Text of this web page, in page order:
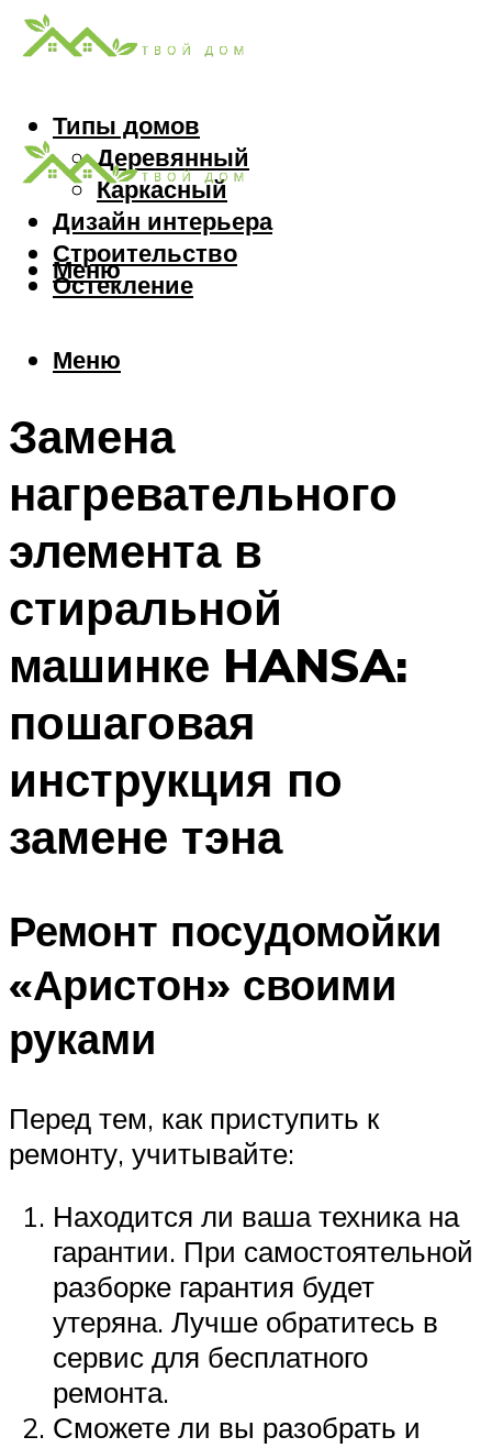
Типы домов
Деревянный
Каркасный
Дизайн интерьера
Строительство
Остекление
Меню
Меню
Замена
нагревательного
элемента в
стиральной
машинке HANSA:
пошаговая
инструкция по
замене тэна
Ремонт посудомойки
«Аристон» своими
руками
Перед тем, как приступить к
ремонту, учитывайте:
Находится ли ваша техника на
гарантии. При самостоятельной
разборке гарантия будет
утеряна. Лучше обратитесь в
сервис для бесплатного
ремонта.
Сможете ли вы разобрать и